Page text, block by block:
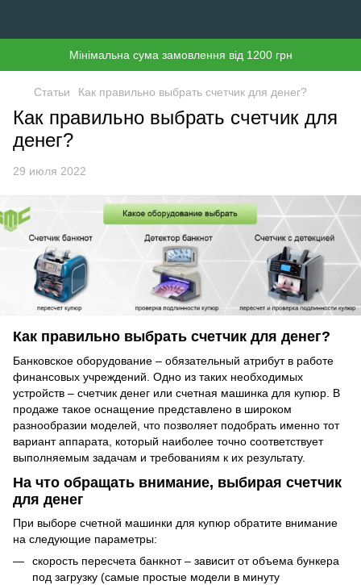
Мінімальна сума замовлення від 1200 грн
Статьи Как правильно выбрать счетчик для денег?
Как правильно выбрать счетчик для
денег?
29 июля 2022
Как правильно выбрать счетчик для денег?
Банковское оборудование – обязательный атрибут в работе
финансовых учреждений. Одно из таких необходимых
устройств – счетчик денег или счетная машинка для купюр. В
продаже такое оснащение представлено в широком
разнообразии моделей, что позволяет подобрать именно тот
вариант аппарата, который наиболее точно соответствует
выполняемым задачам и требованиям к их результату.
На что обращать внимание, выбирая счетчик
для денег
При выборе счетной машинки для купюр обратите внимание
на следующие параметры:
скорость пересчета банкнот – зависит от объема бункера
под загрузку (самые простые модели в минуту